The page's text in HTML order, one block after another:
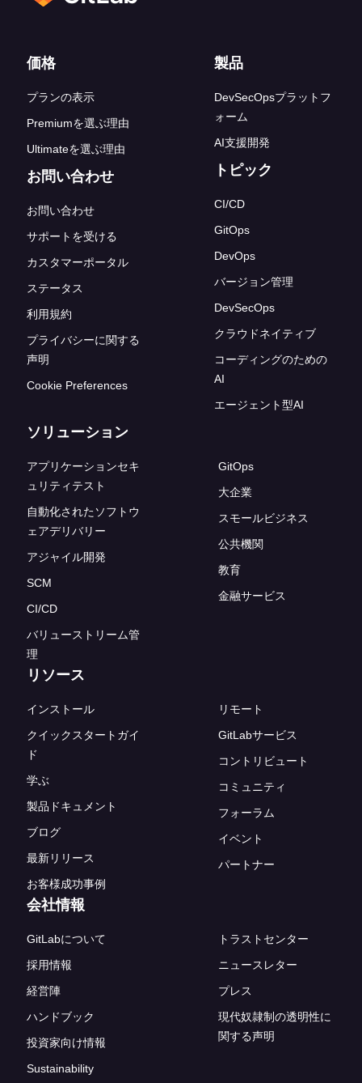
フッターリンク
価格
プランの表示
Premiumを選ぶ理由
Ultimateを選ぶ理由
お問い合わせ
お問い合わせ
サポートを受ける
カスタマーポータル
ステータス
利用規約
プライバシーに関する
声明
Cookie Preferences
製品
DevSecOpsプラットフ
ォーム
AI支援開発
トピック
CI/CD
GitOps
DevOps
バージョン管理
DevSecOps
クラウドネイティブ
コーディングのための
AI
エージェント型AI
ソリューション
アプリケーションセキ
ュリティテスト
自動化されたソフトウ
ェアデリバリー
アジャイル開発
SCM
CI/CD
バリューストリーム管
理
GitOps
大企業
スモールビジネス
公共機関
教育
金融サービス
リソース
インストール
クイックスタートガイ
ド
学ぶ
製品ドキュメント
ブログ
最新リリース
お客様成功事例
リモート
GitLabサービス
コントリビュート
コミュニティ
フォーラム
イベント
パートナー
会社情報
GitLabについて
採用情報
経営陣
ハンドブック
投資家向け情報
Sustainability
トラストセンター
ニュースレター
プレス
現代奴隷制の透明性に
関する声明